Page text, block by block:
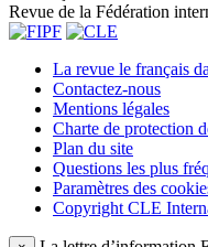
Revue de la Fédération
La revue le français
Contactez-nous
Mentions légales
Charte de protection
Plan du site
Questions les plus
Paramètres des
Copyright CLE